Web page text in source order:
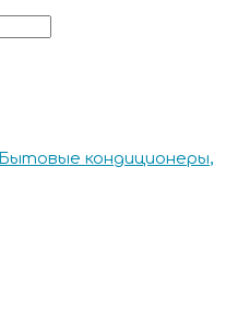
Бытовые кондиционеры,